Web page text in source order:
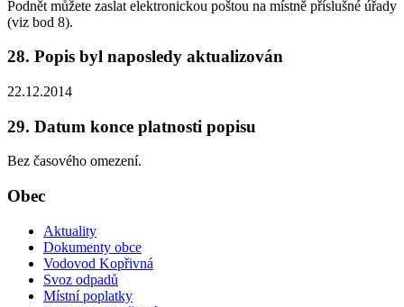
Podnět můžete zaslat elektronickou poštou na místně příslušné úřady
(viz bod 8).
28. Popis byl naposledy aktualizován
22.12.2014
29. Datum konce platnosti popisu
Bez časového omezení.
Obec
Aktuality
Dokumenty obce
Vodovod Kopřivná
Svoz odpadů
Místní poplatky